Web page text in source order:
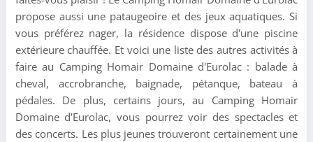
propose aussi une pataugeoire et des jeux aquatiques. Si
vous préférez nager, la résidence dispose d'une piscine
extérieure chauffée. Et voici une liste des autres activités à
faire au Camping Homair Domaine d'Eurolac : balade à
cheval, accrobranche, baignade, pétanque, bateau à
pédales. De plus, certains jours, au Camping Homair
Domaine d'Eurolac, vous pourrez voir des spectacles et
des concerts. Les plus jeunes trouveront certainement une